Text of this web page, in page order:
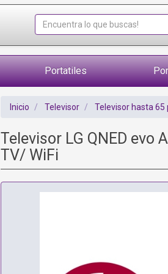
Portatiles
Inicio Televisor Televisor hasta 65
Televisor LG QNED evo
TV/ WiFi